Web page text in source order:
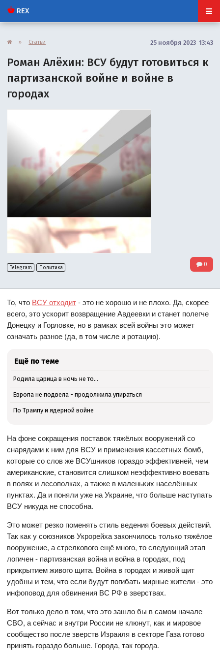
REX
» Статьи 25 ноября 2023 13:43
Роман Алёхин: ВСУ будут готовиться к
партизанской войне и войне в
городах
Telegram Политика 0
То, что ВСУ отходит- это не хорошо и не плохо. Да, скорее
всего, это ускорит возвращение Авдеевки и станет полегче
Донецку и Горловке, но в рамках всей войны это может
означать разное (да, в том числе и ротацию).
Ещё по теме
Родила царица в ночь не то…
Европа не подвела - продолжила упираться
По Трампу и ядерной войне
На фоне сокращения поставок тяжёлых вооружений со
снарядами к ним для ВСУ и применения кассетных бомб,
которые со слов же ВСУшников гораздо эффективней, чем
американские, становится слишком неэффективно воевать
в полях и лесополках, а также в маленьких населённых
пунктах. Да и поняли уже на Украине, что больше наступать
ВСУ никуда не способна.
Это может резко поменять стиль ведения боевых действий.
Так как у союзников Укрорейха закончилось только тяжёлое
вооружение, а стрелкового ещё много, то следующий этап
логичен - партизанская война и война в городах, под
прикрытием живого щита. Война в городах и живой щит
удобны и тем, что если будут погибать мирные жители - это
инфоповод для обвинения ВС РФ в зверствах.
Вот только дело в том, что это зашло бы в самом начале
СВО, а сейчас и внутри России не клюнут, как и мировое
сообщество после зверств Израиля в секторе Газа готово
принять гораздо больше. Города, так города.